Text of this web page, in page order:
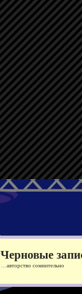
Черновые
…авторство сомнительно